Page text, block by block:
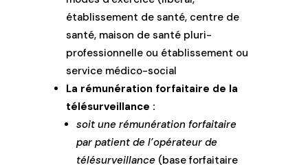
établissement de santé, centre de
santé, maison de santé pluri-
professionnelle ou établissement ou
service médico-social
La rémunération forfaitaire de la
télésurveillance :
soit une rémunération forfaitaire
par patient de l’opérateur de
télésurveillance(base forfaitaire